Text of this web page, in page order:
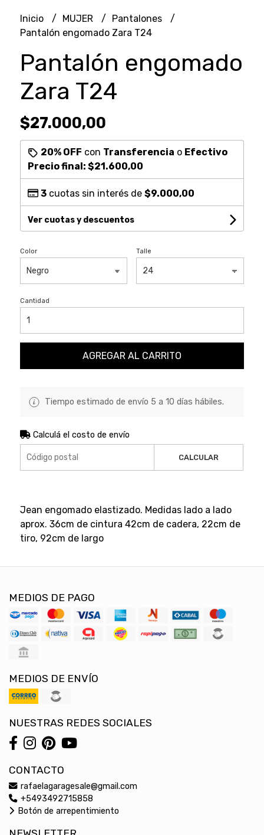
Inicio MUJER
Pantalones
Pantalón engomado Zara T24
Pantalón engomado
Zara T24
$27.000,00
20% OFF con Transferencia o Efectivo
Precio final: $21.600,00
3cuotas sin interés de $9.000,00
Ver cuotas y descuentos
Color Talle
Cantidad
AGREGAR AL CARRITO
Tiempo estimado de envío 5 a 10 días hábiles.
Calculá el costo de envío
CALCULAR
Jean engomado elastizado. Medidas lado a lado
aprox. 36cm de cintura 42cm de cadera, 22cm de
tiro, 92cm de largo
MEDIOS DE PAGO
MEDIOS DE ENVÍO
NUESTRAS REDES SOCIALES
CONTACTO
rafaelagaragesale@gmail.com
+5493492715858
Botón de arrepentimiento